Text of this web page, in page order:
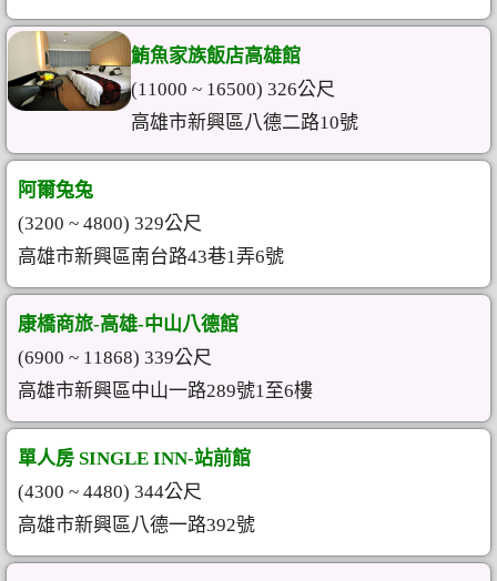
鮪魚家族飯店高雄館
(11000 ~ 16500) 326公尺
高雄市新興區八德二路10號
阿爾兔兔
(3200 ~ 4800) 329公尺
高雄市新興區南台路43巷1弄6號
康橋商旅-高雄-中山八德館
(6900 ~ 11868) 339公尺
高雄市新興區中山一路289號1至6樓
單人房 SINGLE INN-站前館
(4300 ~ 4480) 344公尺
高雄市新興區八德一路392號